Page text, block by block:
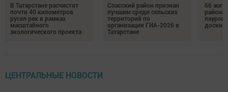
В Татарстане расчистят
почти 40 километров
русел рек в рамках
масштабного
экологического проекта
Спасский район признан
лучшим среди сельских
территорий по
организации ГИА-2026 в
Татарстане
66
района
доски
ЦЕНТРАЛЬНЫЕ НОВОСТИ